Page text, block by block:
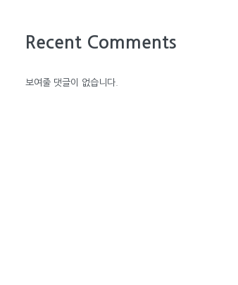
Recent Comments
보여줄 댓글이 없습니다.